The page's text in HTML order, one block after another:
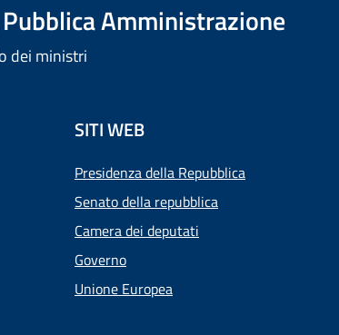
Amministrazione
dei ministri
SITI WEB
Presidenza della Repubblica
Senato della repubblica
Camera dei deputati
Governo
Unione Europea